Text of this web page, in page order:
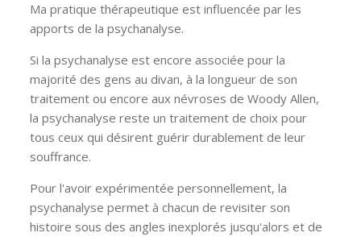
Ma pratique thérapeutique est influencée par les
apports de la psychanalyse.
Si la psychanalyse est encore associée pour la
majorité des gens au divan, à la longueur de son
traitement ou encore aux névroses de Woody Allen,
la psychanalyse reste un traitement de choix pour
tous ceux qui désirent guérir durablement de leur
souffrance.
Pour l'avoir expérimentée personnellement, la
psychanalyse permet à chacun de revisiter son
histoire sous des angles inexplorés jusqu'alors et de